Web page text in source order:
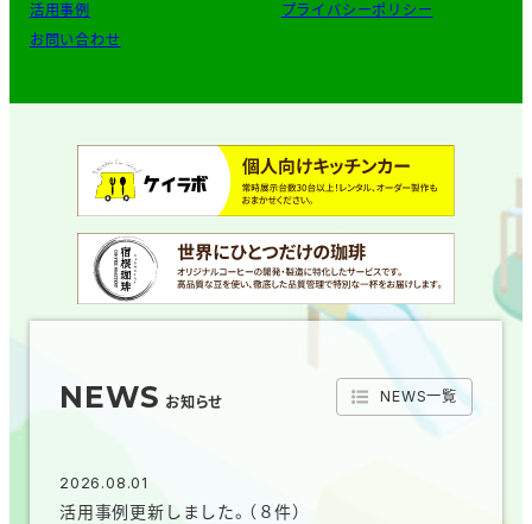
NEWS お知らせ NEWS一覧
2026.08.01
活用事例更新しました。（８件）
活用事例
お問い合わせ
プライバシーポリシー